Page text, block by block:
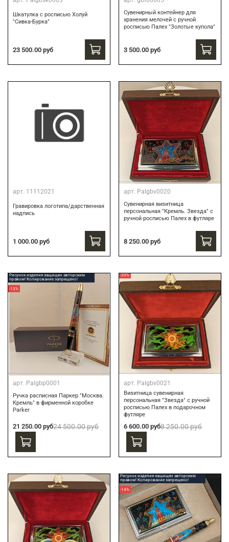
Шкатулка с росписью Холуй
"Сивка-Бурка"
23 500.00 руб
Сувенирный контейнер для
хранения мелочей с ручной
росписью Палех "Золотые купола"
3 500.00 руб
арт. 11112021
Гравировка логотипа/дарственная
надпись
1 000.00 руб
арт. Palgbv0020
Сувенирная визитница
персональная "Кремль. Звезда" с
ручной росписью Палех в футляре
8 250.00 руб
Рисунок изделия защищен авторским
правом! Копирование запрещено!
-13%
арт. Palgbp0001
Ручка расписная Паркер "Москва.
Кремль" в фирменной коробке
Parker
21 250.00 руб24 500.00 руб
-20%
арт. Palgbv0021
Визитница сувенирная
персональная "Звезда" с ручной
росписью Палех в подарочном
футляре
6 600.00 руб8 250.00 руб
Рисунок изделия защищен авторским
правом! Копирование запрещено!
-14%